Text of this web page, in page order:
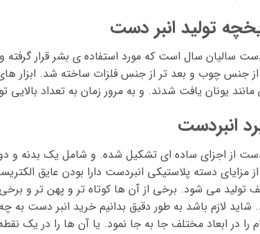
تولید انبر دست
دست سالیان سال است که مورد استفاده ی بشر قرار
از جنس چوب و بعد تر از جنس فلزات ساخته شد. ابزار
یونان یافت شدند. و به مرور زمان به تعداد بالایی
انبردست
دست از اجزای ساده ای تشکیل شده. و شامل یک بدنه و
مزایای دسته پلاستیکی انبردست دارا بودن عایق
تولید می شود. برخی از آن ها کوتاه تر و پهن تر و
شاید لازم باشد به طور دقیق بدانیم خرید انبر دست به
را در ابعاد مختلف جا به جا نمود. یا آن ها را در یک